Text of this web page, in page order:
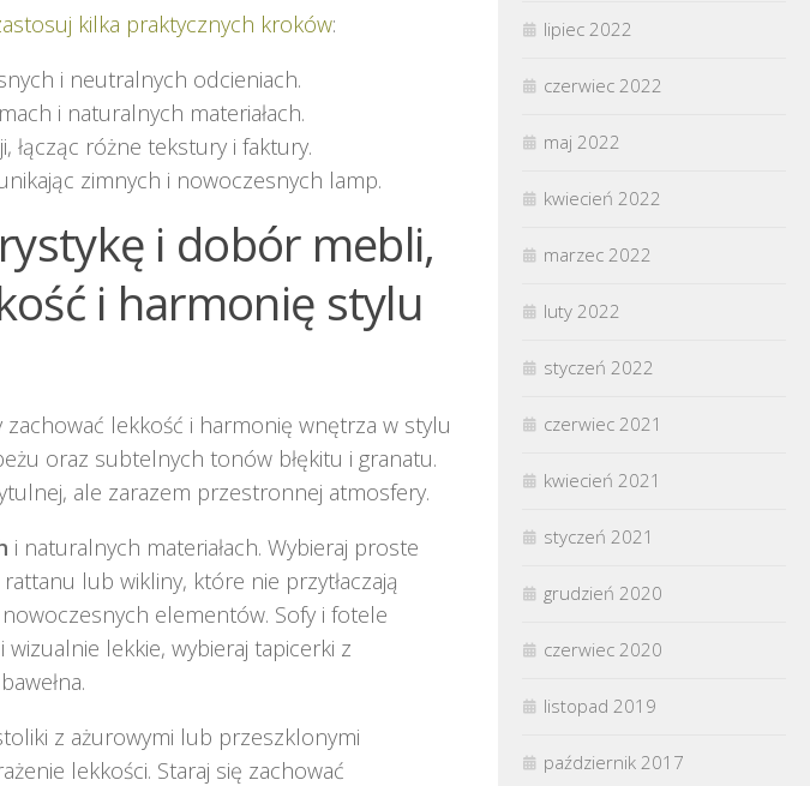
kilka praktycznych kroków:
i neutralnych odcieniach.
i naturalnych materiałach.
łącząc różne tekstury i faktury.
zimnych i nowoczesnych lamp.
i dobór mebli,
i harmonię stylu
zachować lekkość i harmonię wnętrza w stylu
oraz subtelnych tonów błękitu i granatu.
ale zarazem przestronnej atmosfery.
i naturalnych materiałach. Wybieraj proste
lub wikliny, które nie przytłaczają
elementów. Sofy i fotele
lekkie, wybieraj tapicerki z
z ażurowymi lub przeszklonymi
lekkości. Staraj się zachować
lipiec 2022
czerwiec 2022
maj 2022
kwiecień 2022
marzec 2022
luty 2022
styczeń 2022
czerwiec 2021
kwiecień 2021
styczeń 2021
grudzień 2020
czerwiec 2020
listopad 2019
październik 2017